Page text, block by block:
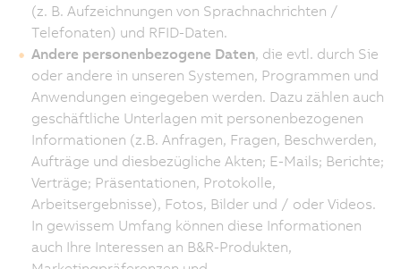
(z. B. Aufzeichnungen von Sprachnachrichten /
Telefonaten) und RFID-Daten.
Andere personenbezogene Daten, die evtl. durch Sie
oder andere in unseren Systemen, Programmen und
Anwendungen eingegeben werden. Dazu zählen auch
geschäftliche Unterlagen mit personenbezogenen
Informationen (z.B. Anfragen, Fragen, Beschwerden,
Aufträge und diesbezügliche Akten; E-Mails; Berichte;
Verträge; Präsentationen, Protokolle,
Arbeitsergebnisse), Fotos, Bilder und / oder Videos.
In gewissem Umfang können diese Informationen
auch Ihre Interessen an B&R-Produkten,